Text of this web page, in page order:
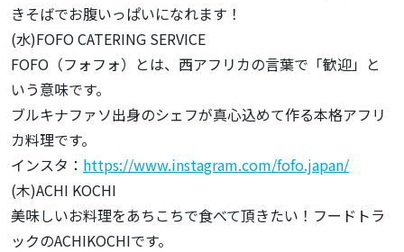
きそばでお腹いっぱいになれます！
(水)FOFO CATERING SERVICE
FOFO（フォフォ）とは、西アフリカの言葉で「歓迎」と
いう意味です。
ブルキナファソ出身のシェフが真心込めて作る本格アフリ
カ料理です。
インスタ： https://www.instagram.com/fofo.japan/
(木)ACHI KOCHI
美味しいお料理をあちこちで食べて頂きたい！フードトラ
ックのACHIKOCHIです。